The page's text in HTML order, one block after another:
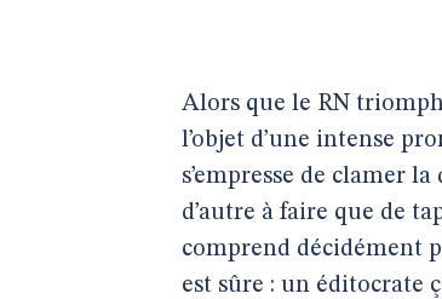
Alors que le RN
l’objet d’une intense
s’empresse de clamer
d’autre à faire que de
comprend décidément
est sûre : un éditocrate